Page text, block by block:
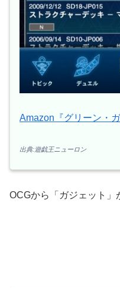
Amazon『グリーン・ガ
出典:遊戯王ニューロン
OCGから「ガジェット」